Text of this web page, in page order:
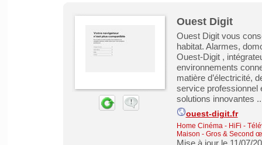
Ouest Digit
Ouest Digit vous
habitat. Alarmes,
Ouest-Digit ,
environnements
matière d’électricité,
service professionnel
solutions innovantes
ouest-digit.fr
Home Cinéma - HiFi -
Maison - Gros & Second
Mise à jour le 11/07/